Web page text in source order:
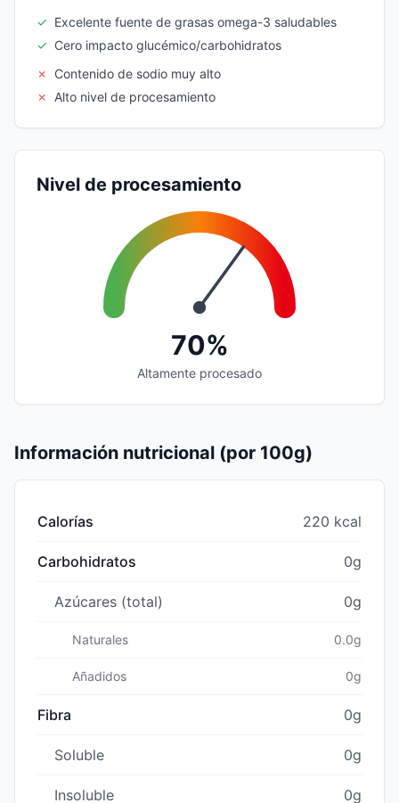
✓ Excelente fuente de grasas omega-3 saludables
✓ Cero impacto glucémico/carbohidratos
✗
Contenido de sodio muy alto
✗
Alto nivel de procesamiento
Nivel de procesamiento
70%
Altamente procesado
Información nutricional (por 100g)
Calorías 220 kcal
Carbohidratos 0g
Azúcares (total) 0g
Naturales 0.0g
Añadidos 0g
Fibra 0g
Soluble 0g
Insoluble 0g